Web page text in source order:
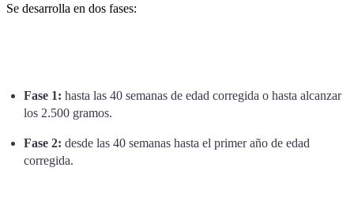
Se desarrolla en dos fases:
Fase 1: hasta las 40 semanas de edad corregida o hasta alcanzar
los 2.500 gramos.
Fase 2: desde las 40 semanas hasta el primer año de edad
corregida.